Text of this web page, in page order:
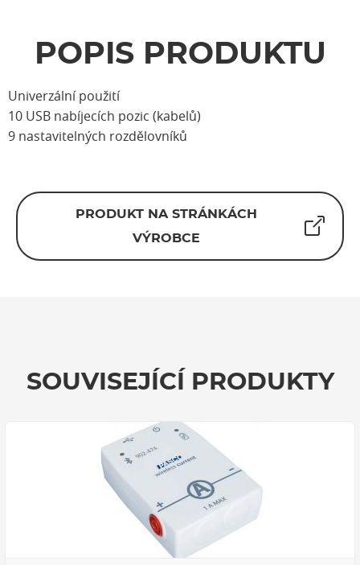
POPIS PRODUKTU
Univerzální použití
10 USB nabíjecích pozic (kabelů)
9 nastavitelných rozdělovníků
PRODUKT NA STRÁNKÁCH
VÝROBCE
SOUVISEJÍCÍ PRODUKTY